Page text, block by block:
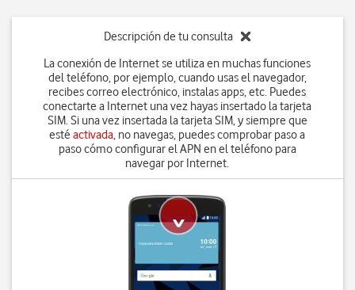
Descripción de tu consulta
La conexión de Internet se utiliza en muchas funciones
del teléfono, por ejemplo, cuando usas el navegador,
recibes correo electrónico, instalas apps, etc. Puedes
conectarte a Internet una vez hayas insertado la tarjeta
SIM. Si una vez insertada la tarjeta SIM, y siempre que
estéactivada, no navegas, puedes comprobar paso a
paso cómo configurar el APN en el teléfono para
navegar por Internet.